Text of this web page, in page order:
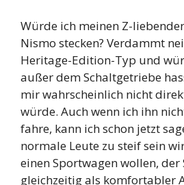
Würde ich meinen Z-
Nismo stecken? Verdammt
Heritage-Edition-Typ und
außer dem Schaltgetriebe
mir wahrscheinlich nicht
würde. Auch wenn ich ihn
fahre, kann ich schon jetzt
normale Leute zu steif sein
einen Sportwagen wollen,
gleichzeitig als komfortabler